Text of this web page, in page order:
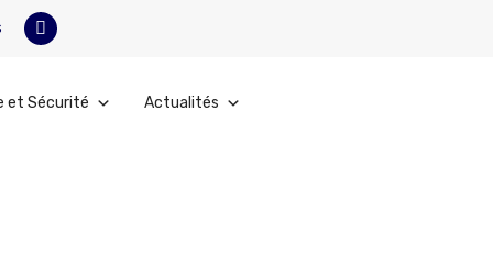
et Sécurité Actualités